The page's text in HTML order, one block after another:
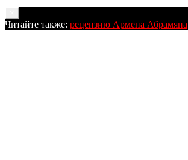
Читайте также: рецензию Армена Абрамяна